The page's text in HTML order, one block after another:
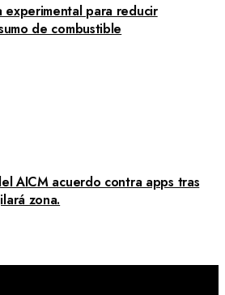
experimental para reducir
de combustible
AICM acuerdo contra apps tras
zona.